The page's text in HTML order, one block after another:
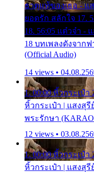
ธาตุแท้ของเธอ - แ
ยอดรัก สลักใจ 17.
18. 56:05 แต๋วจ๋า -
18 บทเพลงดังจาก
(Official Audio)
14 views •
1. 00:00 หิ้วกระเป๋า
หิ้วกระเป๋า | แสงสุรี
พระรักษา
12 views •
1. 00:00 หิ้วกระเป๋า
หิ้วกระเป๋า | แสงสุรี